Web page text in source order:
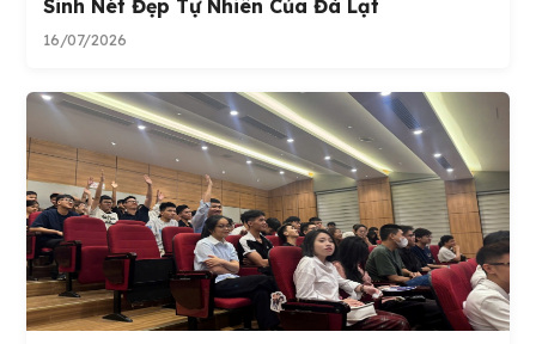
Sinh Nét Đẹp Tự Nhiên Của Đà Lạt
16/07/2026